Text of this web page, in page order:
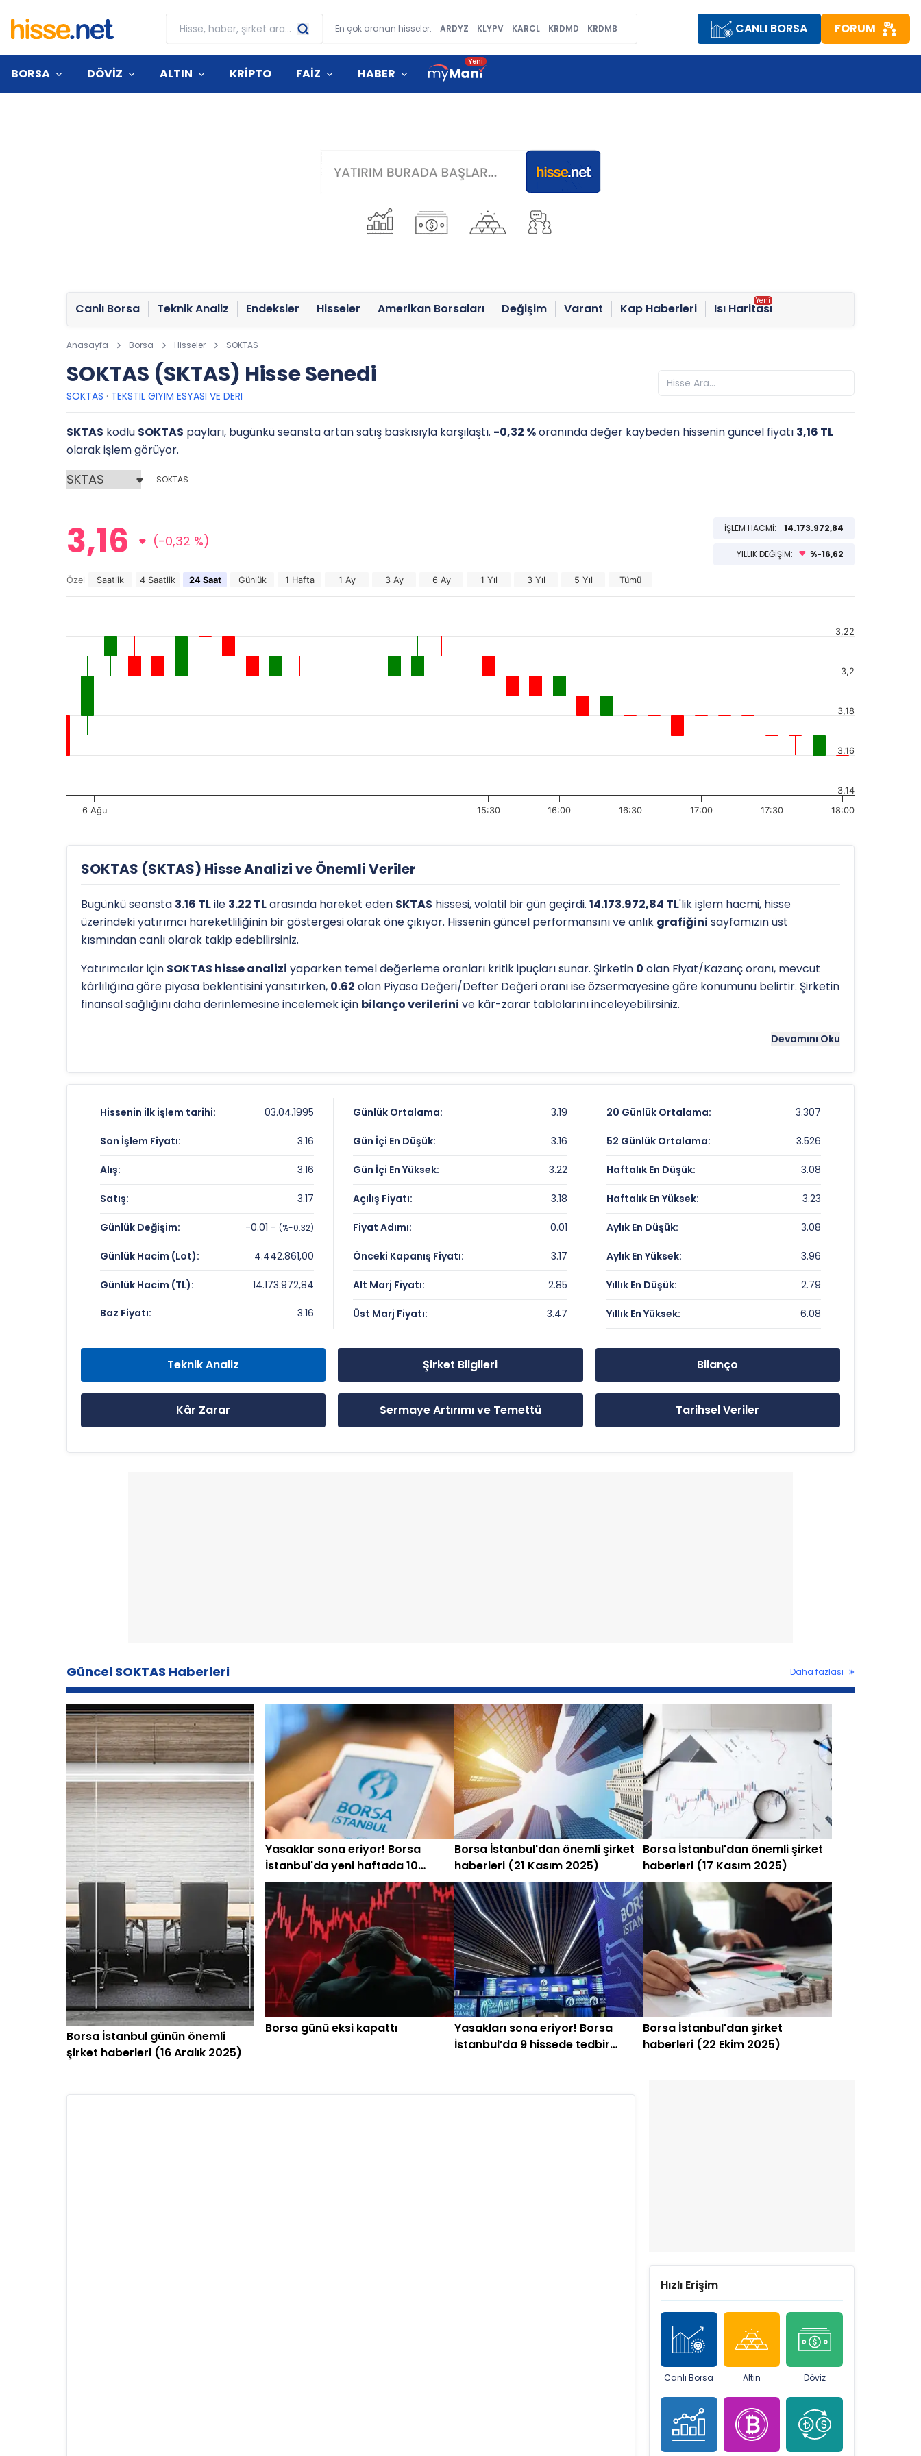
En çok aranan hisseler: ARDYZ KLYPV KARCL KRDMD KRDMB CANLI BORSA FORUM
BORSA DÖVİZ ALTIN KRİPTO FAİZ HABER
Canlı Borsa Teknik Analiz Endeksler Hisseler Amerikan Borsaları Değişim Varant Kap Haberleri Isı Haritası
Anasayfa Borsa Hisseler SOKTAS
SOKTAS (SKTAS) Hisse Senedi
SOKTAS · TEKSTIL GIYIM ESYASI VE DERI
SKTAS kodlu SOKTAS payları, bugünkü seansta artan satış baskısıyla karşılaştı. -0,32 %oranında değer kaybeden hissenin güncel fiyatı 3,16 TL
olarak işlem görüyor.
SOKTAS
3,16 (-0,32 %)
İŞLEM HACMİ: 14.173.972,84
YILLIK DEĞİŞİM: %-16,62
Özel Saatlik 4 Saatlik 24 Saat Günlük 1 Hafta 1 Ay 3 Ay 6 Ay 1 Yıl 3 Yıl 5 Yıl Tümü
6 Ağu 15:30 16:00 16:30 17:00 17:30 18:00
3,14
3,16
3,18
3,2
3,22
SOKTAS (SKTAS) Hisse Analizi ve Önemli Veriler
Bugünkü seansta 3.16 TLile 3.22 TLarasında hareket eden SKTAS hissesi, volatil bir gün geçirdi. 14.173.972,84 TL'lik işlem hacmi, hisse
üzerindeki yatırımcı hareketliliğinin bir göstergesi olarak öne çıkıyor. Hissenin güncel performansını ve anlık grafiğini sayfamızın üst
kısmından canlı olarak takip edebilirsiniz.
Yatırımcılar için SOKTAS hisse analizi yaparken temel değerleme oranları kritik ipuçları sunar. Şirketin 0 olan Fiyat/Kazanç oranı, mevcut
kârlılığına göre piyasa beklentisini yansıtırken, 0.62 olan Piyasa Değeri/Defter Değeri oranı ise özsermayesine göre konumunu belirtir. Şirketin
finansal sağlığını daha derinlemesine incelemek için bilanço verilerini ve kâr-zarar tablolarını inceleyebilirsiniz.
göstergeleri önemli bir araçtır. Hissenin6.08
detaylı indikatör analizlerineteknik analiz sayfamızdanulaşabilirsiniz.
Anlık Fiyat:
3,16 TL
Günlük Değişim:
-0,32%
Yıllık Getiri:
SOKTAS Değerleme Çarpanları
Fiyat/Kazanç (F/K):
Veri Yok
Piyasa Değeri/Defter Değeri (PD/DD):
0.62
3.22 TL
Son 1 Yılın Dibi:
2.79 TL
Devamını Oku
Hissenin ilk işlem tarihi: 03.04.1995
Son İşlem Fiyatı: 3.16
Alış: 3.16
Satış: 3.17
Günlük Değişim: -0.01 -(%-0.32)
Günlük Hacim (Lot): 4.442.861,00
Günlük Hacim (TL): 14.173.972,84
Baz Fiyatı: 3.16
Günlük Ortalama: 3.19
Gün İçi En Düşük: 3.16
Gün İçi En Yüksek: 3.22
Açılış Fiyatı: 3.18
Fiyat Adımı: 0.01
Önceki Kapanış Fiyatı: 3.17
Alt Marj Fiyatı: 2.85
Üst Marj Fiyatı: 3.47
20 Günlük Ortalama: 3.307
52 Günlük Ortalama: 3.526
Haftalık En Düşük: 3.08
Haftalık En Yüksek: 3.23
Aylık En Düşük: 3.08
Aylık En Yüksek: 3.96
Yıllık En Düşük: 2.79
Yıllık En Yüksek: 6.08
Teknik Analiz Şirket Bilgileri Bilanço
Kâr Zarar Sermaye Artırımı ve Temettü Tarihsel Veriler
Güncel SOKTAS Haberleri Daha fazlası
Borsa İstanbul günün önemli
şirket haberleri (16 Aralık 2025)
Yasaklar sona eriyor! Borsa
İstanbul'da yeni haftada 10
hissenin tedbirleri kalkıyor
Borsa İstanbul'dan önemli şirket
haberleri (21 Kasım 2025)
Borsa İstanbul'dan önemli şirket
haberleri (17 Kasım 2025)
Borsa günü eksi kapattı
Yasakları sona eriyor! Borsa
İstanbul’da 9 hissede tedbir
Borsa İstanbul'dan şirket
haberleri (22 Ekim 2025)
Hızlı Erişim
Canlı Borsa Altın Döviz